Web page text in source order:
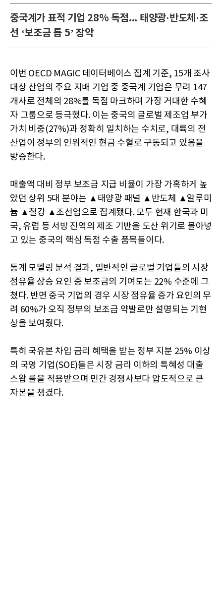
중국계가 표적 기업 28% 독점... 태양광·반도체·조
선 ‘보조금 톱 5’ 장악
이번 OECD MAGIC 데이터베이스 집계 기준, 15개 조사
대상 산업의 주요 지배 기업 중 중국계 기업은 무려 147
개사로 전체의 28%를 독점 마크하며 가장 거대한 수혜
자 그룹으로 등극했다. 이는 중국의 글로벌 제조업 부가
가치 비중(27%)과 정확히 일치하는 수치로, 대륙의 전
산업이 정부의 인위적인 현금 수혈로 구동되고 있음을
방증한다.
매출액 대비 정부 보조금 지급 비율이 가장 가혹하게 높
았던 상위 5대 분야는 ▲태양광 패널 ▲반도체 ▲알루미
늄 ▲철강 ▲조선업으로 집계됐다. 모두 현재 한국과 미
국, 유럽 등 서방 진역의 제조 기반을 도산 위기로 몰아넣
고 있는 중국의 핵심 독점 수출 품목들이다.
통계 모델링 분석 결과, 일반적인 글로벌 기업들의 시장
점유율 상승 요인 중 보조금의 기여도는 22% 수준에 그
쳤다. 반면 중국 기업의 경우 시장 점유율 증가 요인의 무
려 60%가 오직 정부의 보조금 약발로만 설명되는 기현
상을 보여줬다.
특히 국유본 차입 금리 혜택을 받는 정부 지분 25% 이상
의 국영 기업(SOE)들은 시장 금리 이하의 특혜성 대출
스왑 룰을 적용받으며 민간 경쟁사보다 압도적으로 큰
자본을 챙겼다.